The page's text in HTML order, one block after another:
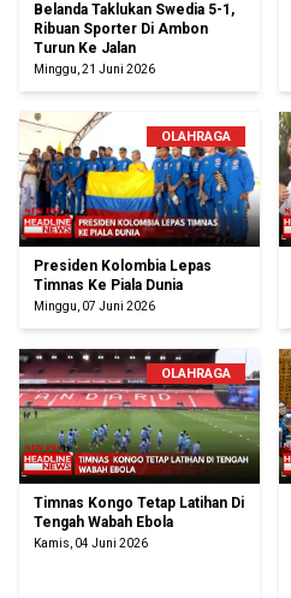
Belanda Taklukan Swedia 5-1,
Ribuan Sporter Di Ambon
Turun Ke Jalan
Minggu, 21 Juni 2026
OLAHRAGA
Presiden Kolombia Lepas
Timnas Ke Piala Dunia
Minggu, 07 Juni 2026
OLAHRAGA
Timnas Kongo Tetap Latihan Di
Tengah Wabah Ebola
Kamis, 04 Juni 2026